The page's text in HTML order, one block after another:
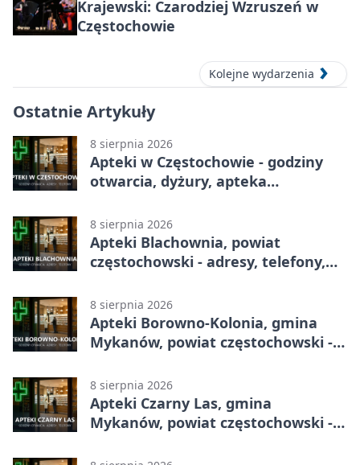
Krajewski: Czarodziej Wzruszeń w
Częstochowie
Kolejne wydarzenia
Ostatnie Artykuły
8 sierpnia 2026
Apteki w Częstochowie - godziny
otwarcia, dyżury, apteka
8 sierpnia 2026
Apteki Blachownia, powiat
częstochowski - adresy, telefony,
8 sierpnia 2026
Apteki Borowno-Kolonia, gmina
Mykanów, powiat częstochowski -
8 sierpnia 2026
Apteki Czarny Las, gmina
Mykanów, powiat częstochowski -